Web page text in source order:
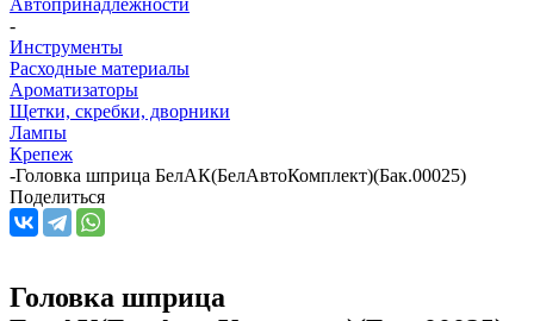
-
Инструменты
Расходные материалы
Ароматизаторы
Щетки, скребки, дворники
Лампы
Крепеж
-Головка шприца БелАК(БелАвтоКомплект)(Бак.00025)
Поделиться
Головка шприца